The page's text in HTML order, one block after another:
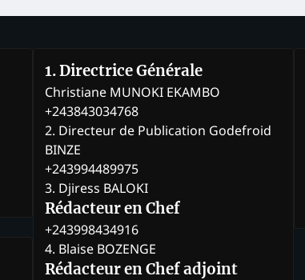
1. Directrice Générale
Christiane MUNOKI EKAMBO
+243843034768
2. Directeur de Publication Godefroid
BINZE
+243994489975
3. Djiress BALOKI
Rédacteur en Chef
+243998434916
4. Blaise BOZENGE
Rédacteur en Chef adjoint